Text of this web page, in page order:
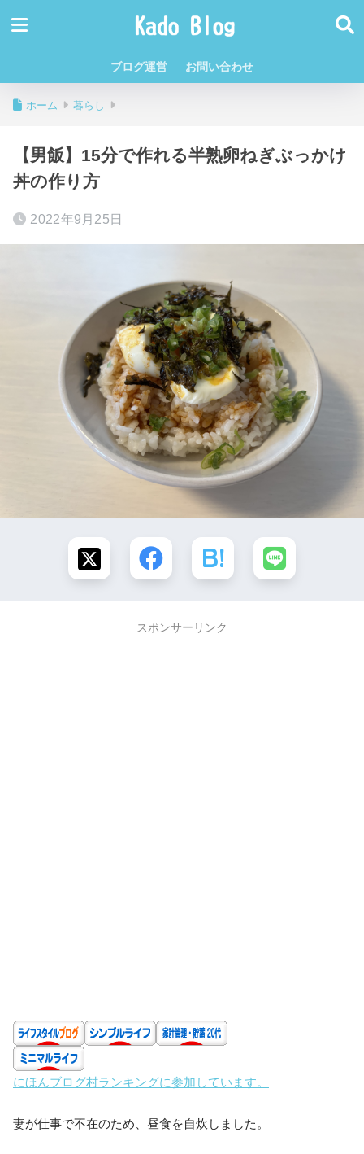
ブログ運営 お問い合わせ
ホーム 暮らし
【男飯】15分で作れる半熟卵ねぎぶっかけ
丼の作り方
2022年9月25日
スポンサーリンク
にほんブログ村ランキングに参加しています。
妻が仕事で不在のため、昼食を自炊しました。